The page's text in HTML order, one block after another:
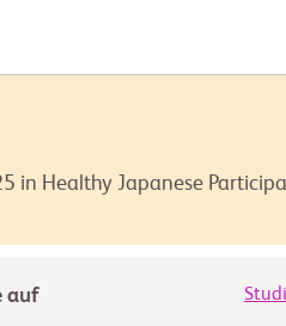
in Healthy Japanese
auf